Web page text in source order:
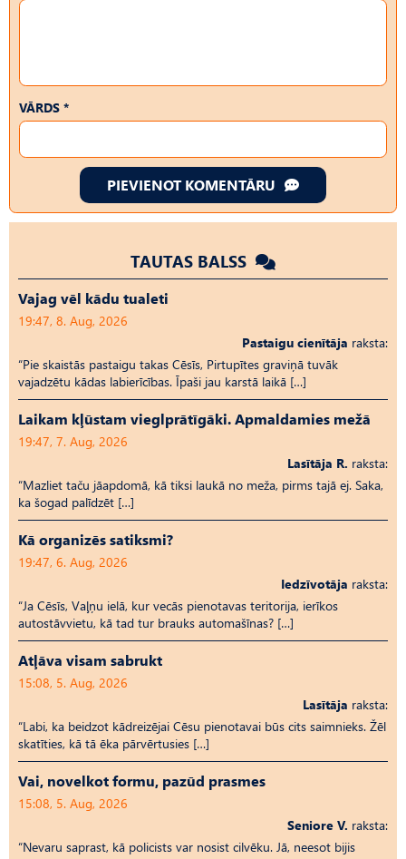
VĀRDS *
PIEVIENOT KOMENTĀRU
TAUTAS BALSS
Vajag vēl kādu tualeti
19:47, 8. Aug, 2026
Pastaigu cienītāja raksta:
“Pie skaistās pastaigu takas Cēsīs, Pirtupītes graviņā tuvāk
vajadzētu kādas labierīcības. Īpaši jau karstā laikā […]
Laikam kļūstam vieglprātīgāki. Apmaldamies mežā
19:47, 7. Aug, 2026
Lasītāja R. raksta:
“Mazliet taču jāapdomā, kā tiksi laukā no meža, pirms tajā ej. Saka,
ka šogad palīdzēt […]
Kā organizēs satiksmi?
19:47, 6. Aug, 2026
Iedzīvotāja raksta:
“Ja Cēsīs, Vaļņu ielā, kur vecās pienotavas teritorija, ierīkos
autostāvvietu, kā tad tur brauks automašīnas? […]
Atļāva visam sabrukt
15:08, 5. Aug, 2026
Lasītāja raksta:
“Labi, ka beidzot kādreizējai Cēsu pienotavai būs cits saimnieks. Žēl
skatīties, kā tā ēka pārvērtusies […]
Vai, novelkot formu, pazūd prasmes
15:08, 5. Aug, 2026
Seniore V. raksta:
“Nevaru saprast, kā policists var nosist cilvēku. Jā, neesot bijis